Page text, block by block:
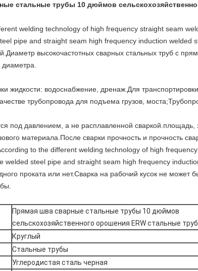
стальные трубы 10 дюймов
welding technology of high frequency straight seam
pipe and straight seam high frequency induction
высокочастотных сварных стальных труб с
жидкости: водоснабжение, дренаж.Для
трубопровода для подъема грузов,
под давлением, а не расплавленной
материала.После сварки прочность и прочность
to the different welding technology of high
welded steel pipe and straight seam high frequency
проката или нет.Сварка на рабочий кусок не
Прямая шва сварные стальные трубы 10 дюймов
сельскохозяйственного орошения ERW стальные
Круглый
Стальные трубы
Углеродистая сталь черная